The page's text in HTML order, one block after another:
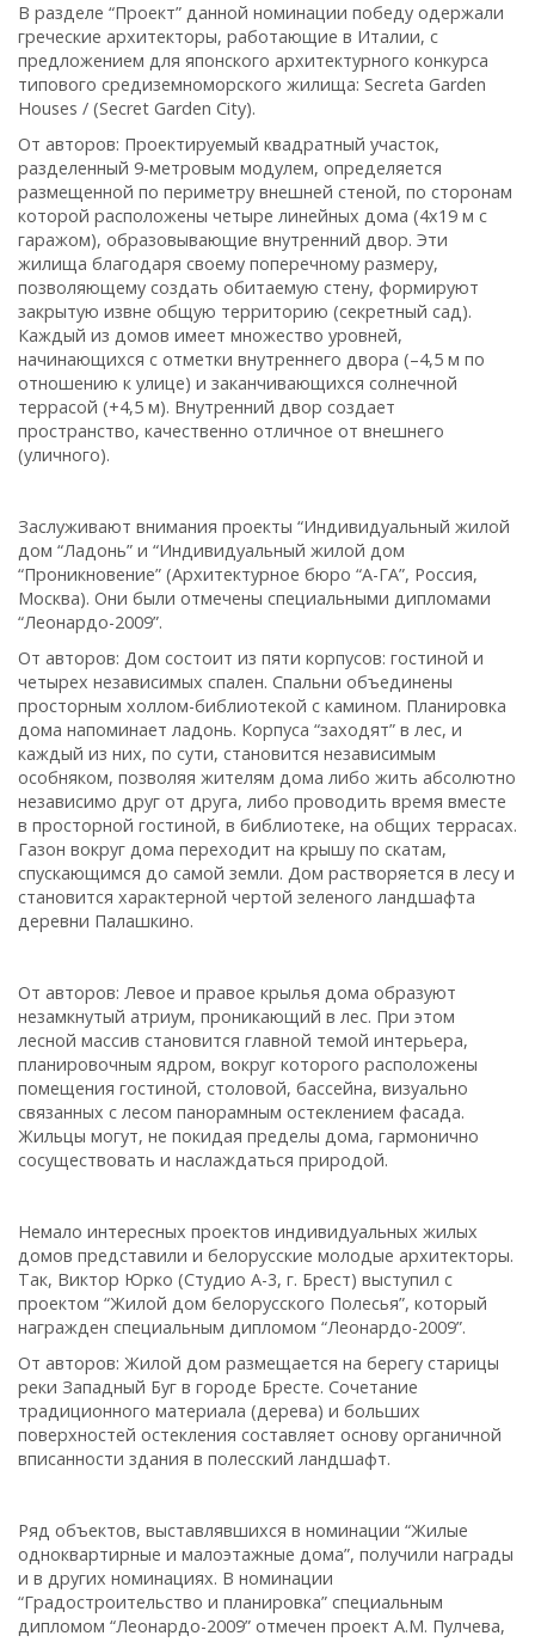
В разделе “Проект” данной номинации победу одержали
греческие архитекторы, работающие в Италии, с
предложением для японского архитектурного конкурса
типового средиземноморского жилища: Secreta Garden
Houses / (Secret Garden City).
От авторов: Проектируемый квадратный участок,
разделенный 9-метровым модулем, определяется
размещенной по периметру внешней стеной, по сторонам
которой расположены четыре линейных дома (4х19 м с
гаражом), образовывающие внутренний двор. Эти
жилища благодаря своему поперечному размеру,
позволяющему создать обитаемую стену, формируют
закрытую извне общую территорию (секретный сад).
Каждый из домов имеет множество уровней,
начинающихся с отметки внутреннего двора (–4,5 м по
отношению к улице) и заканчивающихся солнечной
террасой (+4,5 м). Внутренний двор создает
пространство, качественно отличное от внешнего
(уличного).
Заслуживают внимания проекты “Индивидуальный жилой
дом “Ладонь” и “Индивидуальный жилой дом
“Проникновение” (Архитектурное бюро “А-ГА”, Россия,
Москва). Они были отмечены специальными дипломами
“Леонардо-2009”.
От авторов: Дом состоит из пяти корпусов: гостиной и
четырех независимых спален. Спальни объединены
просторным холлом-библиотекой с камином. Планировка
дома напоминает ладонь. Корпуса “заходят” в лес, и
каждый из них, по сути, становится независимым
особняком, позволяя жителям дома либо жить абсолютно
независимо друг от друга, либо проводить время вместе
в просторной гостиной, в библиотеке, на общих террасах.
Газон вокруг дома переходит на крышу по скатам,
спускающимся до самой земли. Дом растворяется в лесу и
становится характерной чертой зеленого ландшафта
деревни Палашкино.
От авторов: Левое и правое крылья дома образуют
незамкнутый атриум, проникающий в лес. При этом
лесной массив становится главной темой интерьера,
планировочным ядром, вокруг которого расположены
помещения гостиной, столовой, бассейна, визуально
связанных с лесом панорамным остеклением фасада.
Жильцы могут, не покидая пределы дома, гармонично
сосуществовать и наслаждаться природой.
Немало интересных проектов индивидуальных жилых
домов представили и белорусские молодые архитекторы.
Так, Виктор Юрко (Студио А-3, г. Брест) выступил с
проектом “Жилой дом белорусского Полесья”, который
награжден специальным дипломом “Леонардо-2009”.
От авторов: Жилой дом размещается на берегу старицы
реки Западный Буг в городе Бресте. Сочетание
традиционного материала (дерева) и больших
поверхностей остекления составляет основу органичной
вписанности здания в полесский ландшафт.
Ряд объектов, выставлявшихся в номинации “Жилые
одноквартирные и малоэтажные дома”, получили награды
и в других номинациях. В номинации
“Градостроительство и планировка” специальным
дипломом “Леонардо-2009” отмечен проект А.М. Пулчева,